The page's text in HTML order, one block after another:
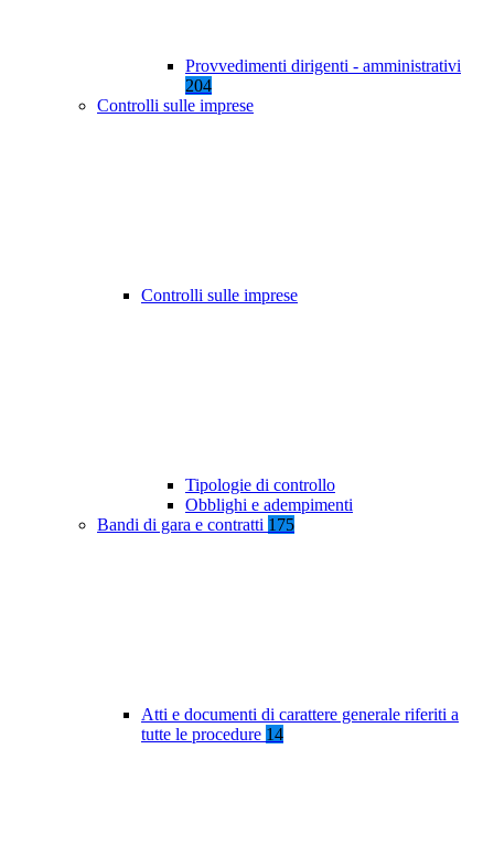
Provvedimenti dirigenti - amministrativi
204
Controlli sulle imprese
Controlli sulle imprese
Tipologie di controllo
Obblighi e adempimenti
Bandi di gara e contratti 175
Atti e documenti di carattere generale riferiti a
tutte le procedure 14